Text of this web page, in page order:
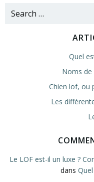
Search
Quel
Noms de
Chien lof, ou
Les
Le LOF est-il un luxe ?
dans